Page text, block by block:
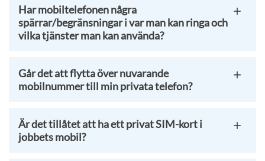
Har mobiltelefonen några
spärrar/begränsningar i var man kan ringa och
vilka tjänster man kan använda?
Går det att flytta över nuvarande
mobilnummer till min privata telefon?
Är det tillåtet att ha ett privat SIM-kort i
jobbets mobil?